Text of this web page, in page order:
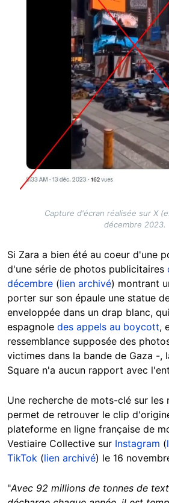
Capture d'écran réalisée sur X
décembre 2023.
Si Zara a bien été au coeur d'une
d'une série de photos publicitaires
décembre (lien archivé) montrant
porter sur son épaule une statue
enveloppée dans un drap blanc,
espagnole des appels au boycott,
ressemblance supposée des
victimes dans la bande de Gaza -,
Square n'a aucun rapport avec
Une recherche de mots-clé sur les
permet de retrouver le clip
plateforme en ligne française de
Vestiaire Collective sur Instagram (
TikTok (lien archivé) le 16
"Avec 92 millions de tonnes de